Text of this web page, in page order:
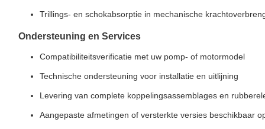
Trillings- en schokabsorptie in mechanische
Ondersteuning en Services
Compatibiliteitsverificatie met uw pomp- of motormodel
Technische ondersteuning voor installatie en uitlijning
Levering van complete koppelingsassemblages en
Aangepaste afmetingen of versterkte versies beschikbaar